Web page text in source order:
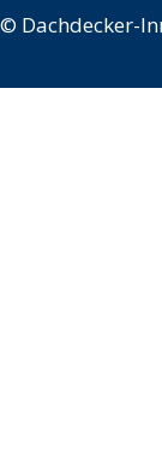
© Dachdecker-